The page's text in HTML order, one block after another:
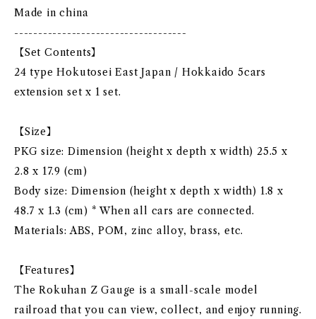
Made in china
------------------------------------
【Set Contents】
24 type Hokutosei East Japan / Hokkaido 5cars
extension set x 1 set.
【Size】
PKG size: Dimension (height x depth x width) 25.5 x
2.8 x 17.9 (cm)
Body size: Dimension (height x depth x width) 1.8 x
48.7 x 1.3 (cm) * When all cars are connected.
Materials: ABS, POM, zinc alloy, brass, etc.
【Features】
The Rokuhan Z Gauge is a small-scale model
railroad that you can view, collect, and enjoy running.